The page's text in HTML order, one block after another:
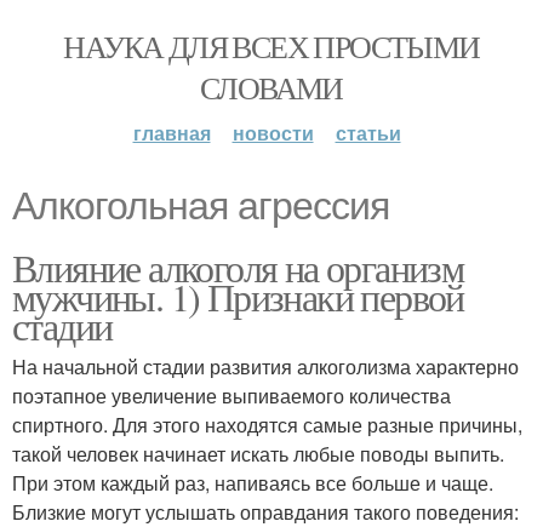
НАУКА ДЛЯ ВСЕХ ПРОСТЫМИ
СЛОВАМИ
главная новости статьи
Алкогольная агрессия
Влияние алкоголя на организм
мужчины. 1) Признаки первой
стадии
На начальной стадии развития алкоголизма характерно
поэтапное увеличение выпиваемого количества
спиртного. Для этого находятся самые разные причины,
такой человек начинает искать любые поводы выпить.
При этом каждый раз, напиваясь все больше и чаще.
Близкие могут услышать оправдания такого поведения: